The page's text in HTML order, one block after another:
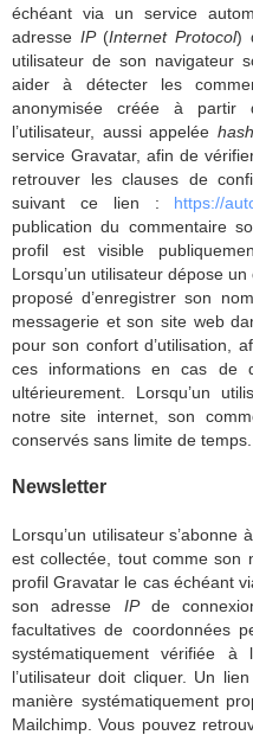
échéant via un service
adresse IP(Internet Protocol)
utilisateur de son navigateur
aider à détecter les
anonymisée créée à partir
l’utilisateur, aussi appelée hash
service Gravatar, afin de
retrouver les clauses de
suivant ce lien : https://
publication du commentaire
profil est visible
Lorsqu’un utilisateur dépose
proposé d’enregistrer son
messagerie et son site web
pour son confort d’utilisation,
ces informations en cas de
ultérieurement. Lorsqu’un
notre site internet, son
conservés sans limite de temps.
Newsletter
Lorsqu’un utilisateur
est collectée, tout comme son
profil Gravatar le cas échéant
son adresse IPde
facultatives de coordonnées
systématiquement vérifiée à
l’utilisateur doit cliquer. Un
manière systématiquement
Mailchimp. Vous pouvez